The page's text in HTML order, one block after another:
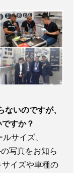
いのですが、
すか？
サイズ、
写真をお知ら
イズや車種の